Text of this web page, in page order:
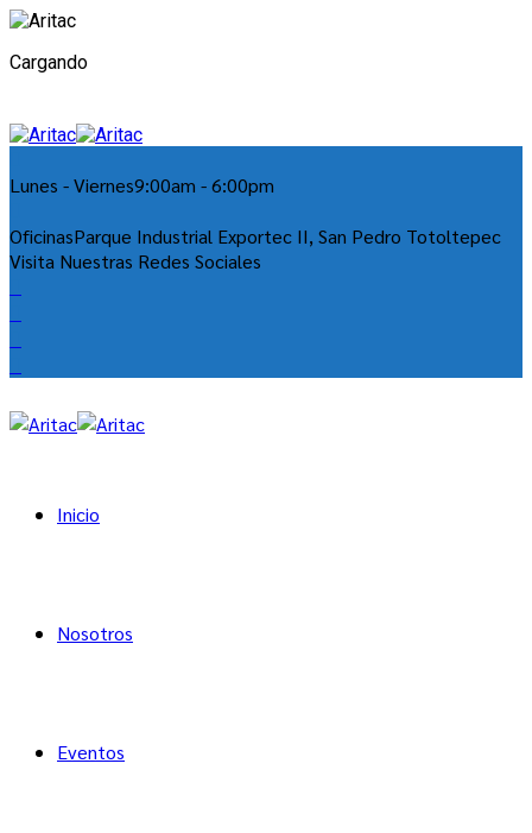
Cargando
Lunes - Viernes9:00am - 6:00pm
OficinasParque Industrial Exportec II, San Pedro Totoltepec
Visita Nuestras Redes Sociales
Inicio
Nosotros
Eventos